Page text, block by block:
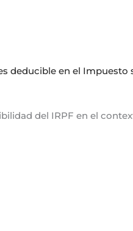
deducible en el Impuesto
del IRPF en el